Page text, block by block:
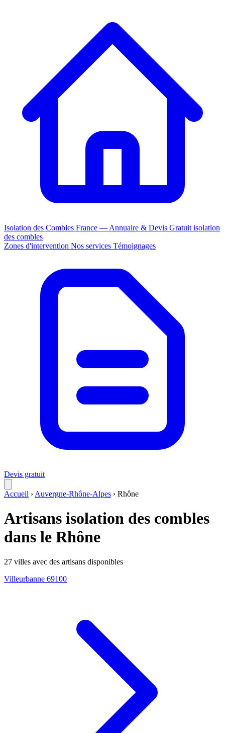
Isolation des Combles France — Annuaire & Devis Gratuit isolation
des combles
Zones d'intervention Nos services Témoignages
Devis gratuit
Accueil › Auvergne-Rhône-Alpes › Rhône
Artisans isolation des combles
dans le Rhône
27 villes avec des artisans disponibles
Villeurbanne 69100